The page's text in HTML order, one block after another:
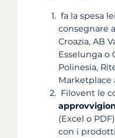
fa la spesa
consegnare
Croazia, AB
Esselunga o
Polinesia,
Marketplace
Filovent le
(Excel o
con i